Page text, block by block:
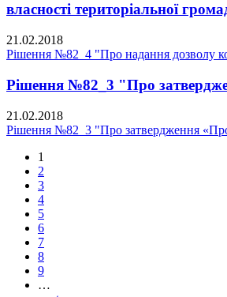
власності територіальної
21.02.2018
Рішення №82_4 "Про надання дозволу
Рішення №82_3 "Про
21.02.2018
Рішення №82_3 "Про затвердження
1
2
3
4
5
6
7
8
9
…